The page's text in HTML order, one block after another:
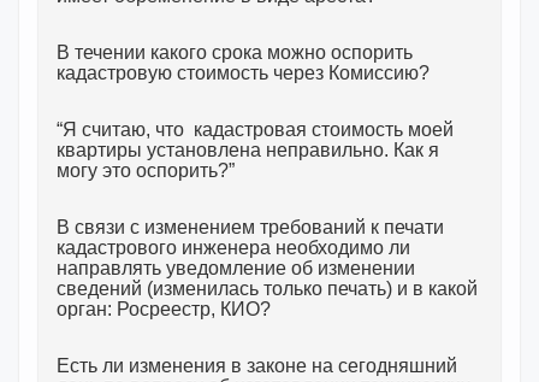
В течении какого срока можно оспорить
кадастровую стоимость через Комиссию?
“Я считаю, что кадастровая стоимость моей
квартиры установлена неправильно. Как я
могу это оспорить?”
В связи с изменением требований к печати
кадастрового инженера необходимо ли
направлять уведомление об изменении
сведений (изменилась только печать) и в какой
орган: Росреестр, КИО?
Есть ли изменения в законе на сегодняшний